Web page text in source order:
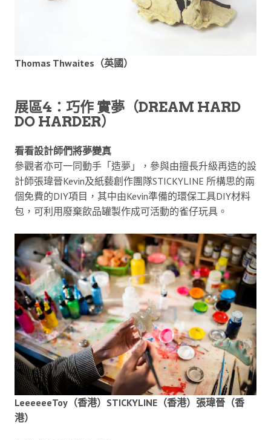
Thomas Thwaites（英國）
展區4：巧作 實夢（DREAM HARD
DO HARDER）
看看設計師們將夢變真
參觀者亦可一同動手「造夢」，參與由擅長升級再造的設
計師張瑋晉Kevin及紙藝創作團隊STICKYLINE 所構思的兩
個免費的DIY項目，其中由Kevin準備的環保工具DIY材料
包，可利用廢棄飲品罐製作成可活動的雀仔玩具。
LeeeeeeToy（香港）STICKYLINE（香港）張瑋晉（香
港）